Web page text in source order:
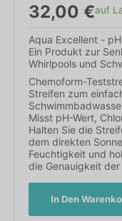
32,00 €auf
Aqua Excellent -
Ein Produkt zur
Whirlpools und
Chemoform-
Streifen zum
Misst pH-Wert,
Halten Sie die
dem direkten
Feuchtigkeit und
die Genauigkeit
In Den